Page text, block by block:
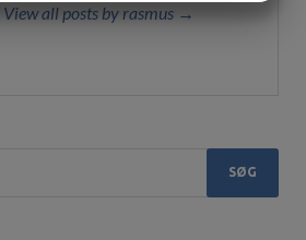
View all posts by rasmus →
STATISTIK